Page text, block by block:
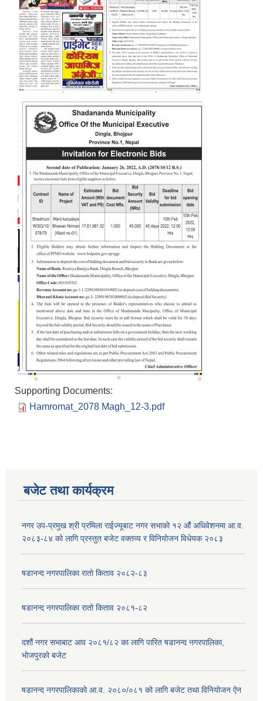
Supporting Documents:
Hamromat_2078 Magh_12-3.pdf
बजेट तथा कार्यक्रम
नगर उप-प्रमुख श्री प्रमिला राईज्यूबाट नगर सभाको १२ ‍औं अधिवेशनमा आ.व.
२०८३-८४ को लागि प्रस्तुत बजेट वक्तव्य र विनियोजन विधेयक २०८३
षडानन्द नगरपालिका रातो किताव २०८२-८३
षडानन्द नगरपालिका रातो किताव २०८१-८२
दशौं नगर सभाबाट आव २०८१/८२ का लागि पारित षडानन्द नगरपालिका,
भोजपुरको बजेट
षडानन्द नगरपालिकाको आ.व. २०८०/०८१ को लागि बजेट तथा विनियोजन ऐन